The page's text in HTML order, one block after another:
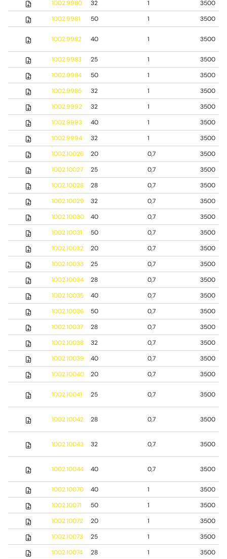
1002.9980 32 1
3500
1002.9981
50 1 3500
1002.9982 40 1 3500
1002.9983 25 1
3500
1002.9984
50 1
3500
1002.9985
32 1
3500
1002.9992
32 1
3500
1002.9993
40 1
3500
1002.9994
32 1
3500
1002.10026
20 0,7
3500
1002.10027
25 0,7
3500
1002.10028
28 0,7
3500
1002.10029
32 0,7
3500
1002.10030
40 0,7
3500
1002.10031
50 0,7
3500
1002.10032
20 0,7
3500
1002.10033
25 0,7
3500
1002.10034
28 0,7
3500
1002.10035
40 0,7
3500
1002.10036
50 0,7
3500
1002.10037
28 0,7
3500
1002.10038
32 0,7
3500
1002.10039
40 0,7
3500
1002.10040
20 0,7 3500
1002.10041 25 0,7 3500
1002.10042 28 0,7 3500
1002.10043 32 0,7 3500
1002.10044 40 0,7 3500
1002.10070 40 1
3500
1002.10071
50 1
3500
1002.10072
20 1
3500
1002.10073
25 1
3500
1002.10074
28 1
3500